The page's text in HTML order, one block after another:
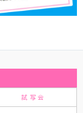
試写会